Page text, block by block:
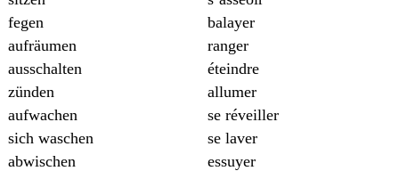
fegen
balayer
aufräumen
ranger
ausschalten
éteindre
zünden
allumer
aufwachen
se réveiller
sich waschen
se laver
abwischen
essuyer